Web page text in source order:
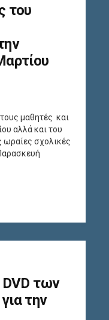
του
μαθητές και
αλλά και του
ωραίες σχολικές
DVD των
την